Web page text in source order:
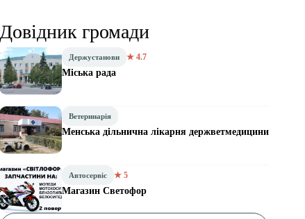
Довідник громади
Держустанови ★ 4.7
Міська рада
Ветеринарія
Менська дільнична лікарня держветмедицини
Автосервіс ★ 5
Магазин Светофор